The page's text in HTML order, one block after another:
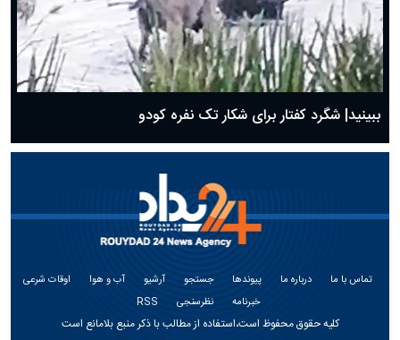
ببینید| شگرد کفتار برای شکار تک نفره کودو
تماس با ما درباره ما پیوندها جستجو آرشیو آب و هوا
اوقات شرعی
خبرنامه
نظرسنجی RSS
کلیه حقوق محفوظ است،استفاده از مطالب با ذکر منبع بلامانع است